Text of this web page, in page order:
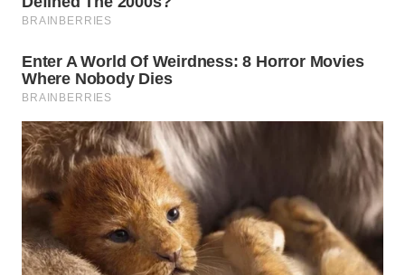
LESUNG
WN
KARO
WN
SIMALUNGUN
WN
LABUHANBATU
WN